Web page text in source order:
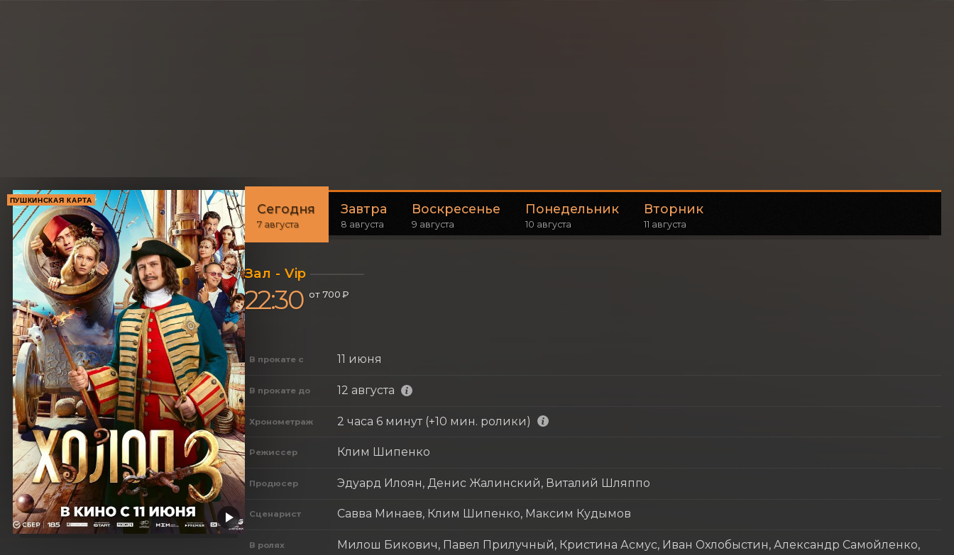
ПУШКИНСКАЯ КАРТА
Сегодня
7 августа
Завтра
8 августа
Воскресенье
9 августа
Понедельник
10 августа
Вторник
11 августа
Зал - Vip
22:30 от 700 ₽
В прокате с 11 июня
В прокате до 12 августа
Хронометраж 2 часа 6 минут (+10 мин. ролики)
Режиссер Клим Шипенко
Продюсер Эдуард Илоян, Денис Жалинский, Виталий Шляппо
Сценарист Савва Минаев, Клим Шипенко, Максим Кудымов
В ролях
Милош Бикович, Павел Прилучный, Кристина Асмус, Иван Охлобыстин, Александр Самойленко,